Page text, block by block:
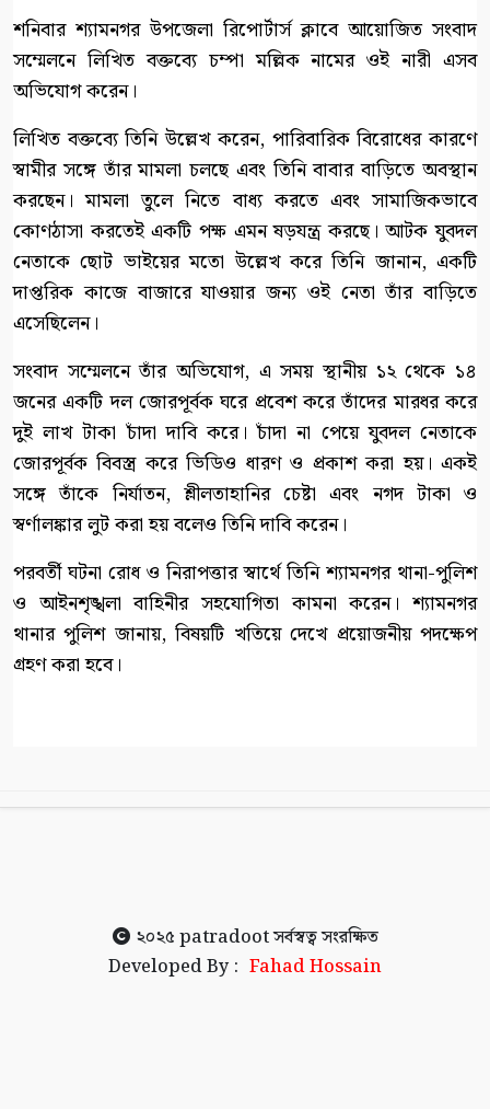
শনিবার শ্যামনগর উপজেলা রিপোর্টার্স ক্লাবে আয়োজিত সংবাদ
সম্মেলনে লিখিত বক্তব্যে চম্পা মল্লিক নামের ওই নারী এসব
অভিযোগ করেন।
লিখিত বক্তব্যে তিনি উল্লেখ করেন, পারিবারিক বিরোধের কারণে
স্বামীর সঙ্গে তাঁর মামলা চলছে এবং তিনি বাবার বাড়িতে অবস্থান
করছেন। মামলা তুলে নিতে বাধ্য করতে এবং সামাজিকভাবে
কোণঠাসা করতেই একটি পক্ষ এমন ষড়যন্ত্র করছে। আটক যুবদল
নেতাকে ছোট ভাইয়ের মতো উল্লেখ করে তিনি জানান, একটি
দাপ্তরিক কাজে বাজারে যাওয়ার জন্য ওই নেতা তাঁর বাড়িতে
এসেছিলেন।
সংবাদ সম্মেলনে তাঁর অভিযোগ, এ সময় স্থানীয় ১২ থেকে ১৪
জনের একটি দল জোরপূর্বক ঘরে প্রবেশ করে তাঁদের মারধর করে
দুই লাখ টাকা চাঁদা দাবি করে। চাঁদা না পেয়ে যুবদল নেতাকে
জোরপূর্বক বিবস্ত্র করে ভিডিও ধারণ ও প্রকাশ করা হয়। একই
সঙ্গে তাঁকে নির্যাতন, শ্লীলতাহানির চেষ্টা এবং নগদ টাকা ও
স্বর্ণালঙ্কার লুট করা হয় বলেও তিনি দাবি করেন।
পরবর্তী ঘটনা রোধ ও নিরাপত্তার স্বার্থে তিনি শ্যামনগর থানা-পুলিশ
ও আইনশৃঙ্খলা বাহিনীর সহযোগিতা কামনা করেন। শ্যামনগর
থানার পুলিশ জানায়, বিষয়টি খতিয়ে দেখে প্রয়োজনীয় পদক্ষেপ
গ্রহণ করা হবে।
২০২৫ patradootসর্বস্বত্ব সংরক্ষিত
Developed By : Fahad Hossain